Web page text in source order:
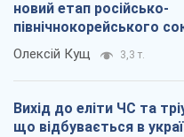
новий етап російсько-
північнокорейського
Олексій Кущ 3,3 т.
Вихід до еліти ЧС та
що відбувається в